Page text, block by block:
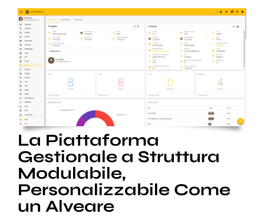
La Piattaforma
Gestionale a Struttura
Modulabile,
Personalizzabile Come
un Alveare